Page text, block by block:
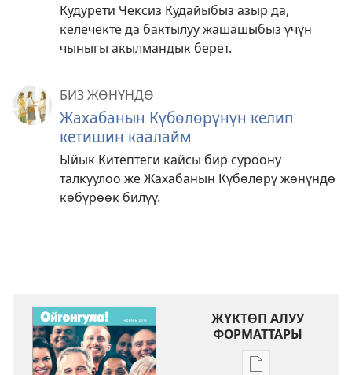
Кудурети Чексиз Кудайыбыз азыр да,
келечекте да бактылуу жашашыбыз үчүн
чыныгы акылмандык берет.
БИЗ ЖӨНҮНДӨ
Жахабанын Күбөлөрүнүн келип
кетишин каалайм
Ыйык Китептеги кайсы бир суроону
талкуулоо же Жахабанын Күбөлөрү жөнүндө
көбүрөөк билүү.
ЖҮКТӨП АЛУУ
ФОРМАТТАРЫ